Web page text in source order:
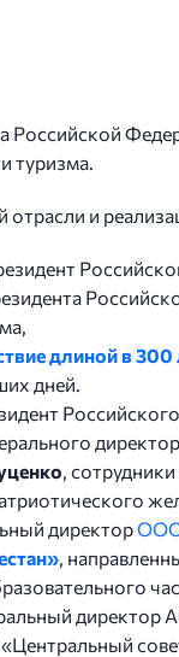
Российской
туризма.
отрасли и
длиной в 300
дней.
,
директорООО
,
директор